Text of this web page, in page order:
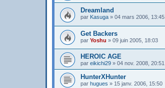
Dreamland
par Kasuga » 04 mars 2006, 13:45
Get Backers
par Yoshu » 09 juin 2005, 18:03
HEROIC AGE
par eikichi29 » 04 nov. 2008, 20:51
HunterXHunter
par hugues » 15 janv. 2006, 15:50